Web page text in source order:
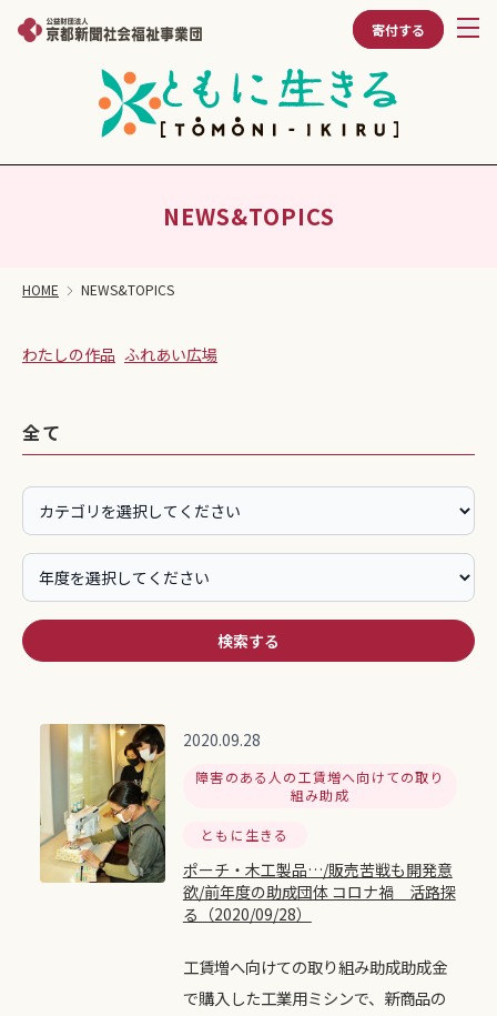
寄付する
NEWS&TOPICS
HOME NEWS&TOPICS
わたしの作品 ふれあい広場
全て
検索する
2020.09.28
障害のある人の工賃増へ向けての取り
組み助成
ともに生きる
ポーチ・木工製品…/販売苦戦も開発意
欲/前年度の助成団体 コロナ禍 活路探
る（2020/09/28）
工賃増へ向けての取り組み助成助成金
で購入した工業用ミシンで、新商品の